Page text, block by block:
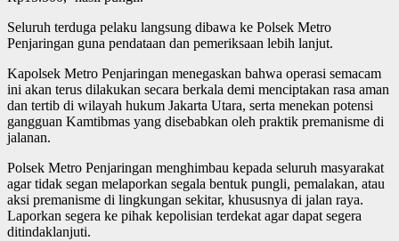
Seluruh terduga pelaku langsung dibawa ke Polsek Metro
Penjaringan guna pendataan dan pemeriksaan lebih lanjut.
Kapolsek Metro Penjaringan menegaskan bahwa operasi semacam
ini akan terus dilakukan secara berkala demi menciptakan rasa aman
dan tertib di wilayah hukum Jakarta Utara, serta menekan potensi
gangguan Kamtibmas yang disebabkan oleh praktik premanisme di
jalanan.
Polsek Metro Penjaringan menghimbau kepada seluruh masyarakat
agar tidak segan melaporkan segala bentuk pungli, pemalakan, atau
aksi premanisme di lingkungan sekitar, khususnya di jalan raya.
Laporkan segera ke pihak kepolisian terdekat agar dapat segera
ditindaklanjuti.